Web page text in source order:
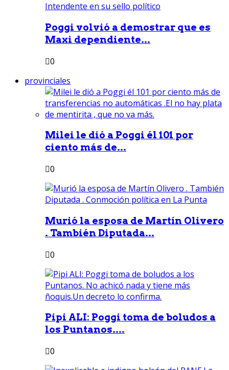
Poggi volvió a demostrar que es
Maxi dependiente...
0
provinciales
Milei le dió a Poggi él 101 por
ciento más de...
0
Murió la esposa de Martín Olivero
. También Diputada...
0
Pipi ALI: Poggi toma de boludos a
los Puntanos....
0